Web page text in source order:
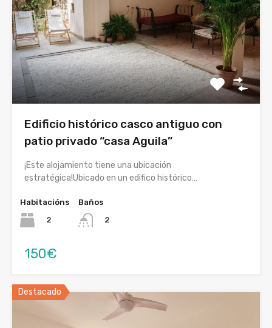
Edificio histórico casco antiguo con
patio privado “casa Aguila”
¡Este alojamiento tiene una ubicación
estratégica!Ubicado en un edifico histórico…
Habitacións
2
Baños
2
150€
Destacado